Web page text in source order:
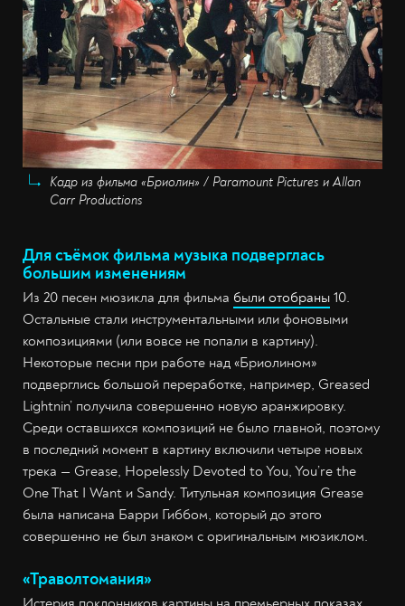
Кадр из фильма «Бриолин» / Paramount Pictures и Allan
Carr Productions
Для съёмок фильма музыка подверглась
большим изменениям
Из 20 песен мюзикла для фильма были отобраны 10.
Остальные стали инструментальными или фоновыми
композициями (или вовсе не попали в картину).
Некоторые песни при работе над «Бриолином»
подверглись большой переработке, например, Greased
Lightnin’ получила совершенно новую аранжировку.
Среди оставшихся композиций не было главной, поэтому
в последний момент в картину включили четыре новых
трека — Grease, Hopelessly Devoted to You, You’re the
One That I Want и Sandy. Титульная композиция Grease
была написана Барри Гиббом, который до этого
совершенно не был знаком с оригинальным мюзиклом.
«Траволтомания»